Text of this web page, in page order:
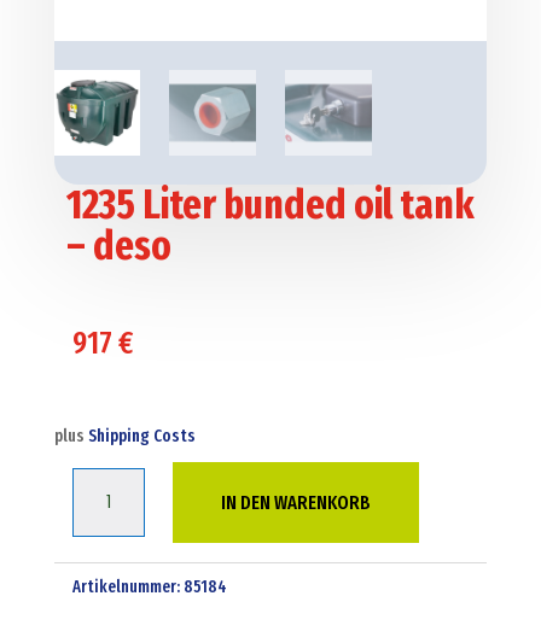
1235 Liter bunded oil tank
– deso
917€
plus Shipping Costs
oil
IN DEN WARENKORB
Artikelnummer: 85184